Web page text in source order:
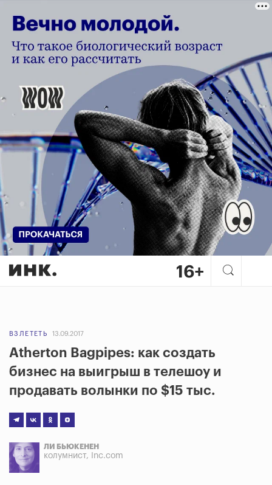
ВЗЛЕТЕТЬ 13.09.2017
Atherton Bagpipes: как создать
бизнес на выигрыш в телешоу и
продавать волынки по $15 тыс.
ЛИ БЬЮКЕНЕН
колумнист, Inc.com